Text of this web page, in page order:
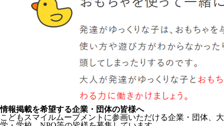
情報掲載を希望する企業・団体の皆様へ
こどもスマイルムーブメントに参画いただける企業・団体、大